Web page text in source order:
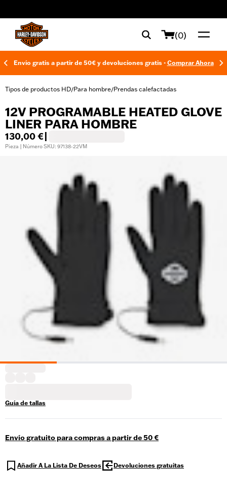
(0)
Envío gratis a partir de 50€ y devoluciones gratis - Comprar Ahora
Tipos de productos HD/Para hombre/Prendas calefactadas
12V PROGRAMABLE HEATED GLOVE
LINER PARA HOMBRE
130,00 €
Pieza | Número SKU: 97138-22VM
Guía de tallas
Envío gratuito para compras a partir de 50 €
Añadir A La Lista De Deseos Devoluciones gratuitas